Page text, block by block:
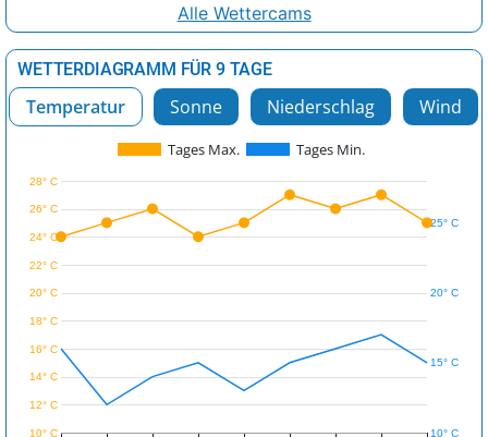
Alle Wettercams
WETTERDIAGRAMM FÜR 9 TAGE
Temperatur Sonne Niederschlag Wind
Tages Max. Tages Min.
10° C
12° C
14° C
16° C
18° C
20° C
22° C
24° C
26° C
28° C
10° C
15° C
20° C
25° C